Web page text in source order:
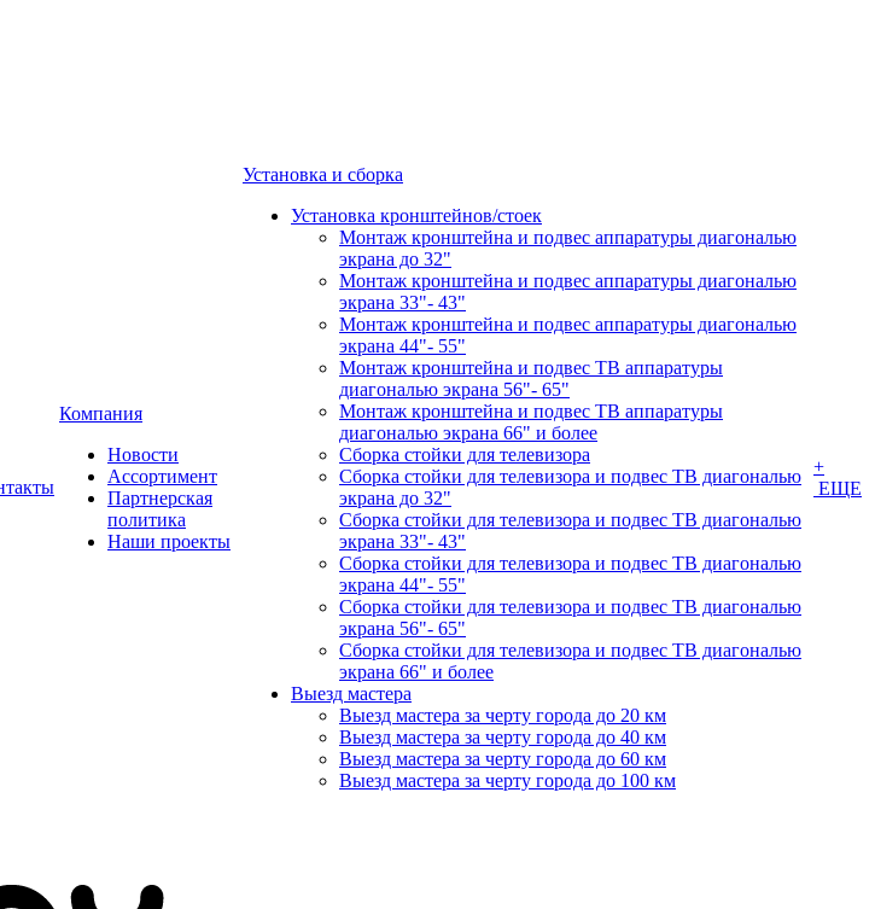
Компания
Новости
Ассортимент
Партнерская
политика
Наши проекты
Установка и сборка
Установка кронштейнов/стоек
Монтаж кронштейна и подвес аппаратуры диагональю
экрана до 32"
Монтаж кронштейна и подвес аппаратуры диагональю
экрана 33"- 43"
Монтаж кронштейна и подвес аппаратуры диагональю
экрана 44"- 55"
Монтаж кронштейна и подвес ТВ аппаратуры
диагональю экрана 56"- 65"
Монтаж кронштейна и подвес ТВ аппаратуры
диагональю экрана 66" и более
Сборка стойки для телевизора
Сборка стойки для телевизора и подвес ТВ диагональю
экрана до 32"
Сборка стойки для телевизора и подвес ТВ диагональю
экрана 33"- 43"
Сборка стойки для телевизора и подвес ТВ диагональю
экрана 44"- 55"
Сборка стойки для телевизора и подвес ТВ диагональю
экрана 56"- 65"
Сборка стойки для телевизора и подвес ТВ диагональю
экрана 66" и более
Выезд мастера
Выезд мастера за черту города до 20 км
Выезд мастера за черту города до 40 км
Выезд мастера за черту города до 60 км
Выезд мастера за черту города до 100 км
+
ЕЩЕ